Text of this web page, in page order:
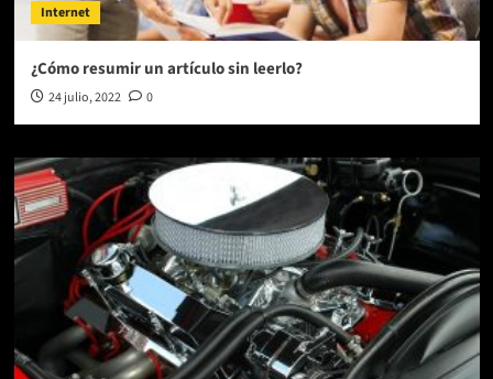
Internet
¿Cómo resumir un artículo sin leerlo?
24 julio, 2022 0